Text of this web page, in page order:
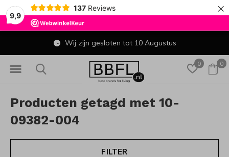
9,9
137 Reviews ×
0 0
Wij zijn gesloten tot 10 Augustus
Producten getagd met 10-
09382-004
FILTER